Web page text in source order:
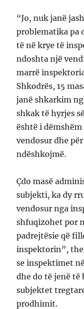
“Jo, nuk janë
problematika pa
të në krye të
ndoshta një
marrë
Shkodrës, 15
janë shkarkim
shkak të hyrjes
është i
vendosur dhe
ndëshkojmë.
Çdo masë
subjekti, ka dy
vendosur nga
shfuqizohet por
padrejtësie që
inspektorin”,
se inspektimet
dhe do të jenë të
subjektet
prodhimit.